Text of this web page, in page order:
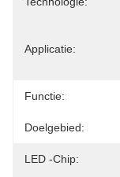
Applicatie:
Functie:
Doelgebied:
LED -chip: